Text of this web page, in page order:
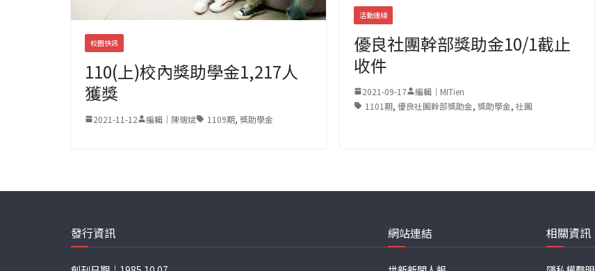
校園快訊
110(上)校內獎助學金1,217人
獲獎
2021-11-12 編輯｜陳瑞斌 1109期, 獎助學金
活動連線
優良社團幹部獎助金10/1截止
收件
2021-09-17
編輯｜MITien
1101期, 優良社團幹部獎助金, 獎助學金, 社團
發行資訊 網站連結 相關資訊